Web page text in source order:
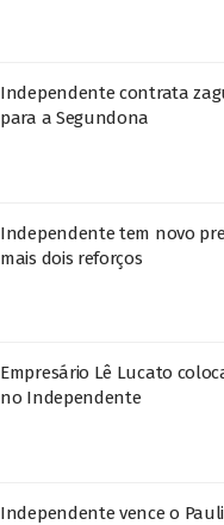
Independente contrata
para a Segundona
Independente tem novo
mais dois reforços
Empresário Lê Lucato
no Independente
Independente vence o